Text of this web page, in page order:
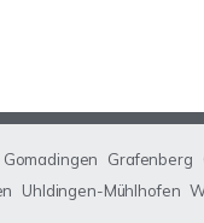
Gomadingen Grafenberg
Uhldingen-Mühlhofen